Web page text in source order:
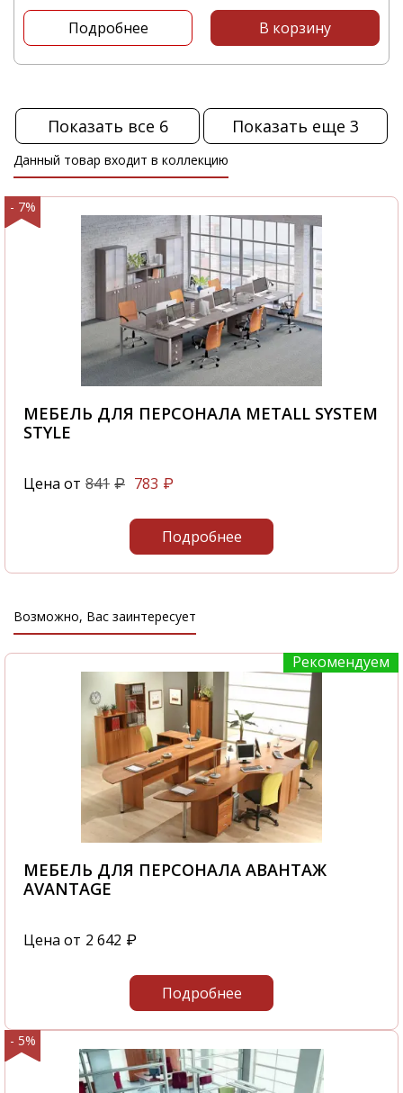
или посетите наш офис, который
располагается по адресу: г. Екатеринбург,
УНЦ Ленинский р-н, ул. Предельная, 57/1
Подробнее В корзину
Показать все 6 Показать еще 3
Данный товар входит в коллекцию
- 7%
МЕБЕЛЬ ДЛЯ ПЕРСОНАЛА METALL SYSTEM
STYLE
Цена от 841 ₽ 783 ₽
Подробнее
Возможно, Вас заинтересует
Рекомендуем
МЕБЕЛЬ ДЛЯ ПЕРСОНАЛА АВАНТАЖ
AVANTAGE
Цена от 2 642 ₽
Подробнее
- 5%